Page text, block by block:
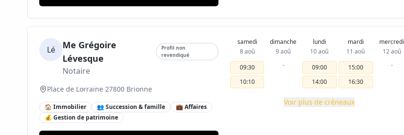
Lé
Me Grégoire
Lévesque
Profil non
revendiqué
Notaire
Place de Lorraine 27800 Brionne
🏠 Immobilier 👥 Succession & famille
💼 Affaires
💰 Gestion de patrimoine
samedi
8 aoû
09:30
10:10
dimanche
9 aoû
-
lundi
10 aoû
09:00
14:00
mardi
11 aoû
15:00
16:30
mercredi
12 aoû
-
Voir plus de créneaux